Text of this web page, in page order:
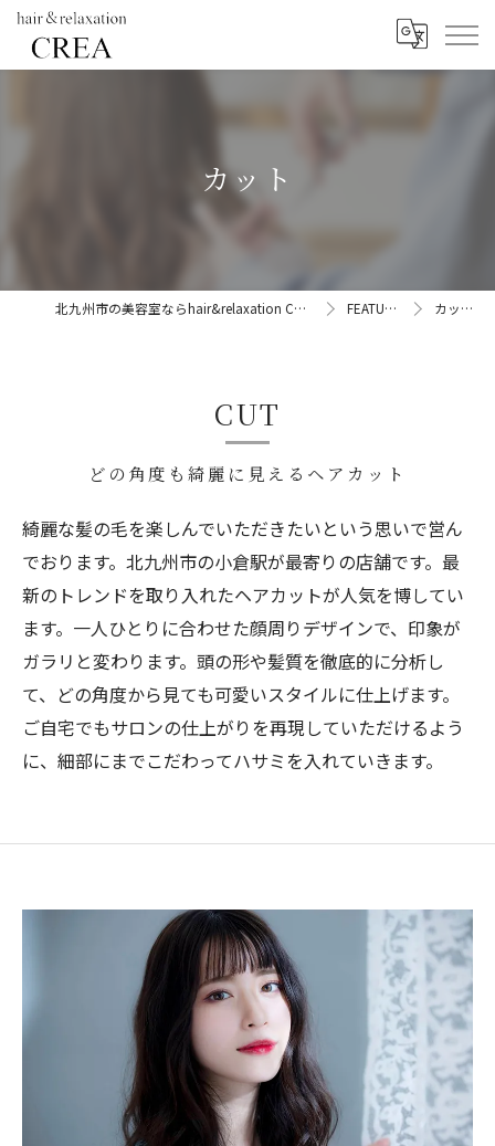
カット
北九州市の美容室ならhair&relaxation CREA FEATURE カット
CUT
どの角度も綺麗に見えるヘアカット
綺麗な髪の毛を楽しんでいただきたいという思いで営ん
でおります。北九州市の小倉駅が最寄りの店舗です。最
新のトレンドを取り入れたヘアカットが人気を博してい
ます。一人ひとりに合わせた顔周りデザインで、印象が
ガラリと変わります。頭の形や髪質を徹底的に分析し
て、どの角度から見ても可愛いスタイルに仕上げます。
ご自宅でもサロンの仕上がりを再現していただけるよう
に、細部にまでこだわってハサミを入れていきます。